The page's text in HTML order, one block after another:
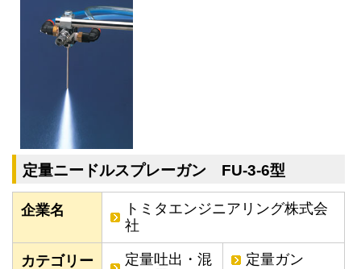
定量ニードルスプレーガン FU-3-6型
企業名
トミタエンジニアリング株式会
社
カテゴリー
定量吐出・混
定量ガン